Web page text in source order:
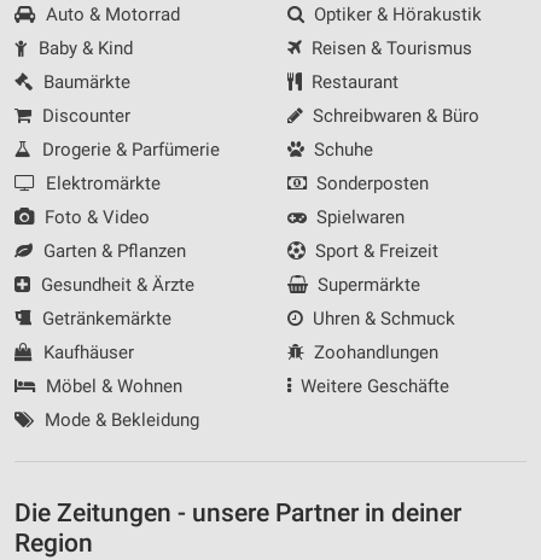
Auto & Motorrad
Baby & Kind
Baumärkte
Discounter
Drogerie & Parfümerie
Elektromärkte
Foto & Video
Garten & Pflanzen
Gesundheit & Ärzte
Getränkemärkte
Kaufhäuser
Möbel & Wohnen
Mode & Bekleidung
Optiker & Hörakustik
Reisen & Tourismus
Restaurant
Schreibwaren & Büro
Schuhe
Sonderposten
Spielwaren
Sport & Freizeit
Supermärkte
Uhren & Schmuck
Zoohandlungen
Weitere Geschäfte
Die Zeitungen - unsere Partner in deiner
Region